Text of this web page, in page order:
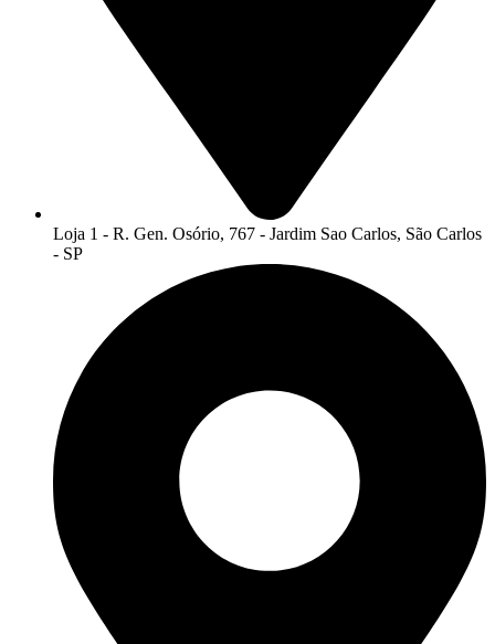
Loja 1 - R. Gen. Osório, 767 - Jardim Sao Carlos, São Carlos
- SP